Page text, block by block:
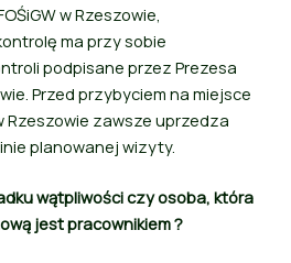
w Rzeszowie,
ma przy sobie
podpisane przez Prezesa
Przed przybyciem na miejsce
Rzeszowie zawsze uprzedza
planowanej wizyty.
wątpliwości czy osoba, która
jest pracownikiem ?